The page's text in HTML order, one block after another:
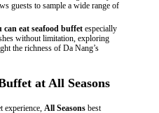
guests to sample a wide range of
can eat seafood buffet especially
without limitation, exploring
the richness of Da Nang’s
at All Seasons
All Seasons best